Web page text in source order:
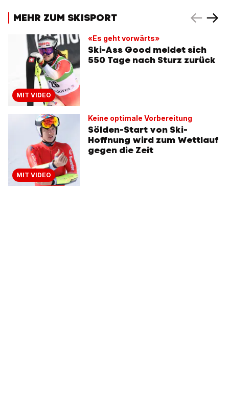
MEHR ZUM SKISPORT
MIT VIDEO
«Es geht vorwärts»
Ski-Ass Good meldet sich
550 Tage nach Sturz zurück
MIT VIDEO
Keine optimale Vorbereitung
Sölden-Start von Ski-
Hoffnung wird zum Wettlauf
gegen die Zeit